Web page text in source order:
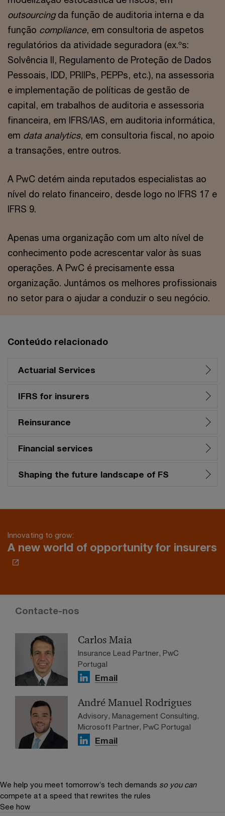
outsourcingda função de auditoria interna e da
função compliance, em consultoria de aspetos
regulatórios da atividade seguradora (ex.ºs:
Solvência II, Regulamento de Proteção de Dados
Pessoais, IDD, PRIIPs, PEPPs, etc.), na assessoria
e implementação de políticas de gestão de
capital, em trabalhos de auditoria e assessoria
financeira, em IFRS/IAS, em auditoria informática,
em data analytics, em consultoria fiscal, no apoio
a transações, entre outros.
A PwC detém ainda reputados especialistas ao
nível do relato financeiro, desde logo no IFRS 17 e
IFRS 9.
Apenas uma organização com um alto nível de
conhecimento pode acrescentar valor às suas
operações. A PwC é precisamente essa
organização. Juntámos os melhores profissionais
no setor para o ajudar a conduzir o seu negócio.
Conteúdo relacionado
Actuarial Services
IFRS for insurers
Reinsurance
Financial services
Shaping the future landscape of FS
Innovating to grow:
A new world of opportunity for insurers
Contacte-nos
Carlos Maia
Insurance Lead Partner, PwC
Portugal
Email
André Manuel Rodrigues
Advisory, Management Consulting,
Microsoft Partner, PwC Portugal
Email
We help you meet tomorrow’s tech demands so you can
compete at a speed that rewrites the rules
See how